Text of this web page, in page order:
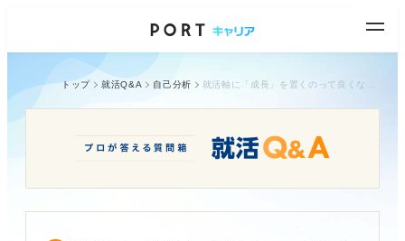
トップ 就活Q&A 自己分析